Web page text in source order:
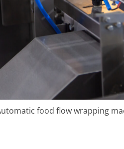
food flow wrapping